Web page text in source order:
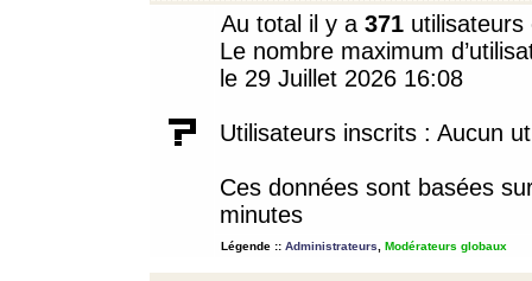
Au total il y a 371
Le nombre maximum
le 29 Juillet 2026 16:08
Utilisateurs inscrits : Aucun
Ces données sont basées
minutes
Légende :: Administrateurs Modérateurs globaux